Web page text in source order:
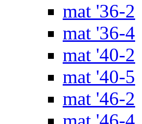
mat '36-2
mat '36-4
mat '40-2
mat '40-5
mat '46-2